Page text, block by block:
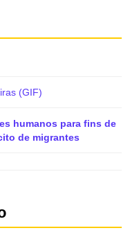
(GIF)
humanos para fins de
de migrantes